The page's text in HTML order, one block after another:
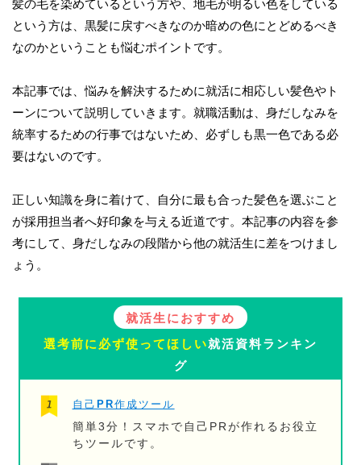
髪の毛を染めているという方や、地毛が明るい色をしている
という方は、黒髪に戻すべきなのか暗めの色にとどめるべき
なのかということも悩むポイントです。
本記事では、悩みを解決するために就活に相応しい髪色やト
ーンについて説明していきます。就職活動は、身だしなみを
統率するための行事ではないため、必ずしも黒一色である必
要はないのです。
正しい知識を身に着けて、自分に最も合った髪色を選ぶこと
が採用担当者へ好印象を与える近道です。本記事の内容を参
考にして、身だしなみの段階から他の就活生に差をつけまし
ょう。
就活生におすすめ
選考前に必ず使ってほしい就活資料ランキン
グ
自己PR作成ツール
簡単3分！スマホで自己PRが作れるお役立
ちツールです。